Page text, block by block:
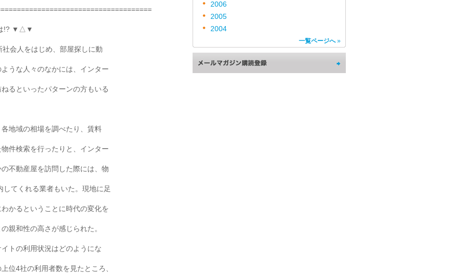
!? ▼△▼
会人をはじめ、部屋探しに動
うな人々のなかには、インター
るといったパターンの方もいる
地域の相場を調べたり、賃料
件検索を行ったりと、インター
不動産屋を訪問した際には、物
てくれる業者もいた。現地に足
かるということに時代の変化を
親和性の高さが感じられた。
トの利用状況はどのようにな
位4社の利用者数を見たところ、
2006
2005
2004
一覧ページへ»